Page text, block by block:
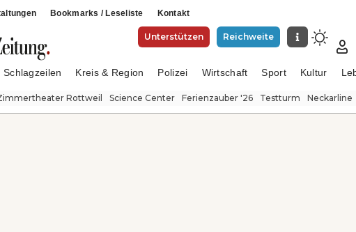
Bookmarks / Leseliste Kontakt
Unterstützen Reichweite
Schlagzeilen Kreis & Region Polizei Wirtschaft Sport Kultur
Rottweil Science Center Ferienzauber '26 Testturm Neckarline